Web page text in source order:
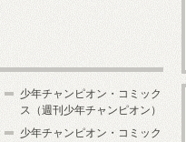
少年チャンピオン・コミック
ス（週刊少年チャンピオン）
少年チャンピオン・コミック